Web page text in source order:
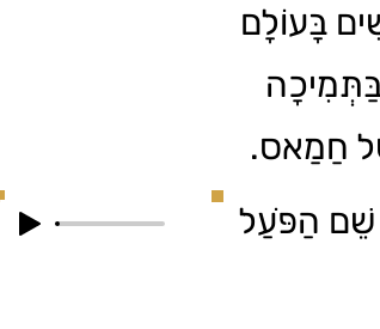
בָּעוֹלָם
חַמַאס.
הַפֹּעַל